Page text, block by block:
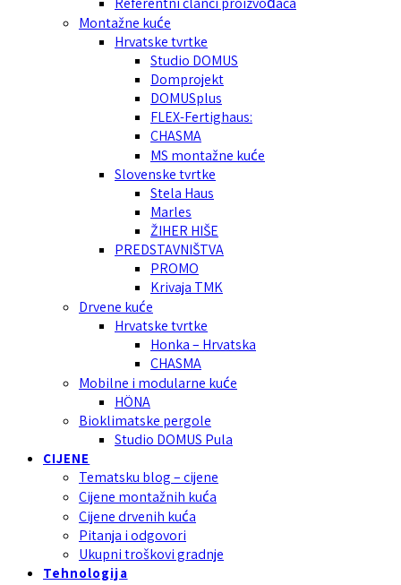
Montažne kuće
Hrvatske tvrtke
Studio DOMUS
Domprojekt
DOMUSplus
FLEX-Fertighaus:
CHASMA
MS montažne kuće
Slovenske tvrtke
Stela Haus
Marles
ŽIHER HIŠE
PREDSTAVNIŠTVA
PROMO
Krivaja TMK
Drvene kuće
Hrvatske tvrtke
Honka – Hrvatska
CHASMA
Mobilne i modularne kuće
HÖNA
Bioklimatske pergole
Studio DOMUS Pula
CIJENE
Tematsku blog – cijene
Cijene montažnih kuća
Cijene drvenih kuća
Pitanja i odgovori
Ukupni troškovi gradnje
Tehnologija